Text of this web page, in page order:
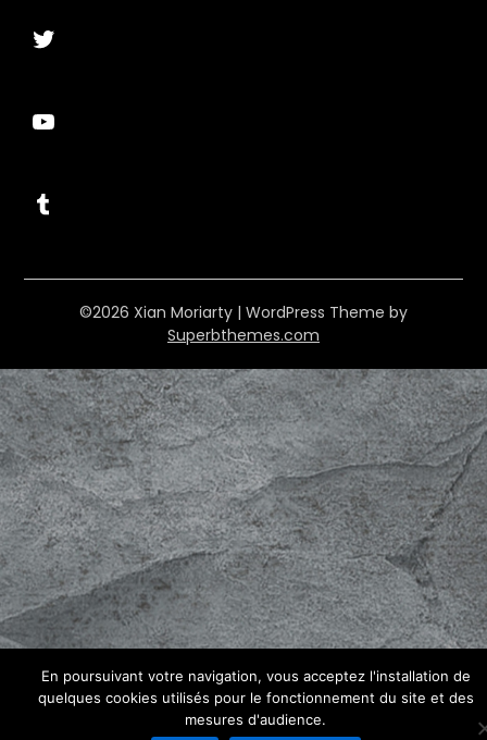
Twitter
YouTube
Tumblr
©2026 Xian Moriarty | WordPress Theme by
Superbthemes.com
En poursuivant votre navigation, vous acceptez l'installation de
quelques cookies utilisés pour le fonctionnement du site et des
mesures d'audience.